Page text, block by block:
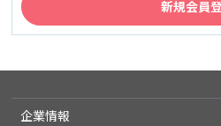
企業情報